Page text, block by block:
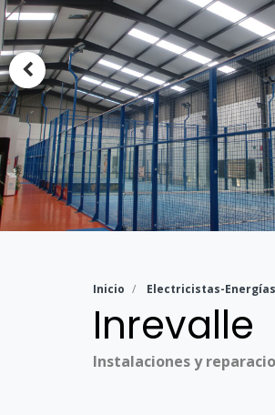
Inicio Electricistas-
Inrevalle
Instalaciones y